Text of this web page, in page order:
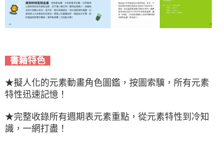
書籍特色
★擬人化的元素動畫角色圖鑑，按圖索驥，所有元素
特性迅速記憶！
★完整收錄所有週期表元素重點，從元素特性到冷知
識，一網打盡！